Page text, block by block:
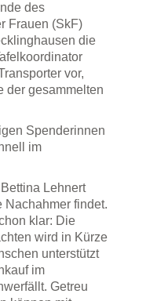
des
Frauen (SkF)
die
vor,
der gesammelten
Spenderinnen
im
Lehnert
Nachahmer findet.
klar: Die
wird in Kürze
unterstützt
im
Getreu